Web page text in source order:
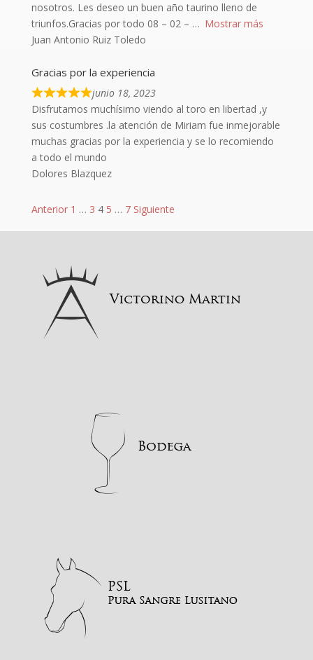
nosotros. Les deseo un buen año taurino lleno de
triunfos.Gracias por todo 08 – 02 –
Mostrar más
Juan Antonio Ruiz Toledo
Gracias por la experiencia
junio 18, 2023
Disfrutamos muchísimo viendo al toro en libertad ,y
sus costumbres .la atención de Miriam fue inmejorable
muchas gracias por la experiencia y se lo recomiendo
a todo el mundo
Dolores Blazquez
Navegación
las
sitio
Anterior Página
1 … Página
3 Página
4 Página
5 … Página
7 Siguiente